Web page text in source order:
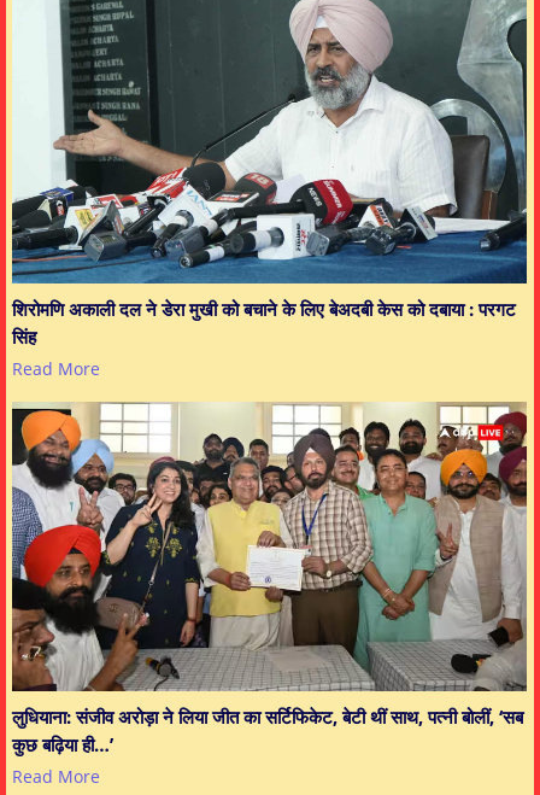
शिरोमणि अकाली दल ने डेरा मुखी को बचाने के लिए बेअदबी केस को दबाया : परगट
सिंह
Read More
लुधियाना: संजीव अरोड़ा ने लिया जीत का सर्टिफिकेट, बेटी थीं साथ, पत्नी बोलीं, ‘सब
कुछ बढ़िया ही…’
Read More